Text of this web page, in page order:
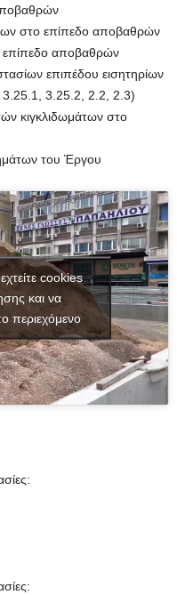
στο επίπεδο αποβαθρών
επίπεδο αποβαθρών
επιπέδου εισητηρίων
3.25.2, 2.2, 2.3)
κιγκλιδωμάτων στο
του Έργου
cookies
και να
περιεχόμενο